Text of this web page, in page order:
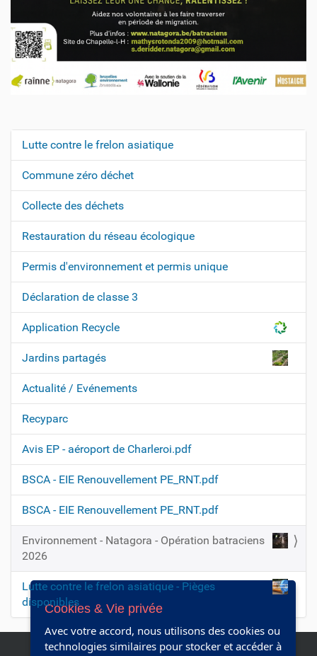
N
a
v
i
g
a
t
i
n
Lutte contre le frelon asiatique
Commune zéro déchet
Collecte des déchets
Restauration du réseau écologique
Permis d'environnement et permis unique
Déclaration de classe 3
Application Recycle
Jardins partagés
Actualité / Evénements
Recyparc
Avis EP - aéroport de Charleroi.pdf
BSCA - EIE Renouvellement PE_RNT.pdf
BSCA - EIE Renouvellement PE_RNT.pdf
Environnement - Natagora - Opération batraciens
2026
Lutte contre le frelon asiatique - Pièges
disponibles
Cookies & Vie privée
Avec votre accord, nous utilisons des cookies ou
technologies similaires pour stocker et accéder à